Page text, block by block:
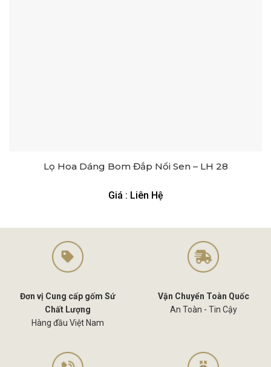
Lọ Hoa Dáng Bom Đắp Nổi Sen – LH 28
Giá : Liên Hệ
Đơn vị Cung cấp gốm Sứ
Chất Lượng
Hàng đầu Việt Nam
Vận Chuyển Toàn Quốc
An Toàn - Tin Cậy